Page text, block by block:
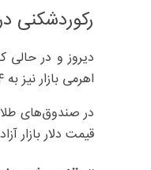
رکوردشکنی
دیروز و در حالی
اهرمی بازار نیز به ۴‌هزار و ۲۰۰‌میلیارد تومان رسید که بیشترین میزان در چهار ماه گذشته بود.
در صندوق‌های
قیمت دلار بازار